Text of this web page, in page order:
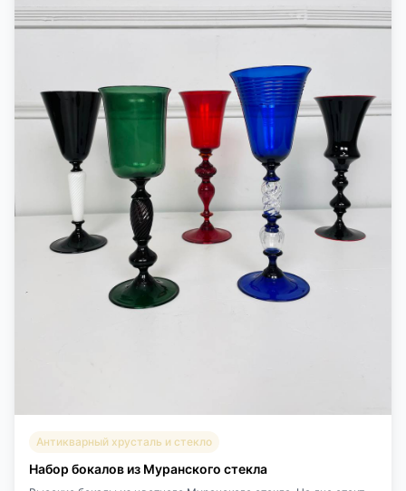
Антикварный хрусталь и стекло
Набор бокалов из Муранского стекла